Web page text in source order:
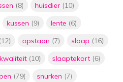
(8) huisdier (10)
kussen (9) lente (6)
(12) opstaan (7) slaap (16)
(10) slaaptekort (6)
(79) snurken (7)